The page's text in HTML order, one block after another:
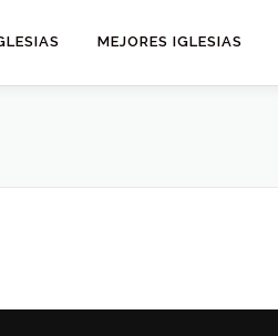
MEJORES IGLESIAS